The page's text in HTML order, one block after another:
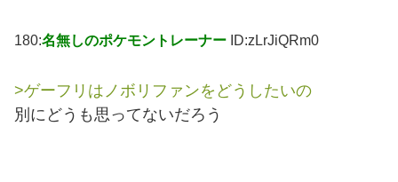
180:名無しのポケモントレーナー ID:zLrJiQRm0
>ゲーフリはノボリファンをどうしたいの
別にどうも思ってないだろう